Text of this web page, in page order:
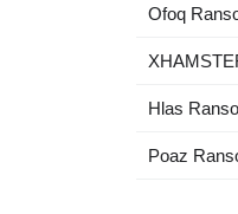
Ofoq
Hlas
Poaz